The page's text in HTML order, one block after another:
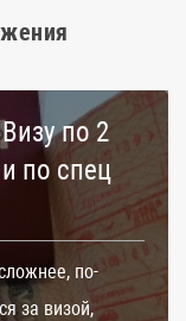
по 2
по спец
по-
за визой,